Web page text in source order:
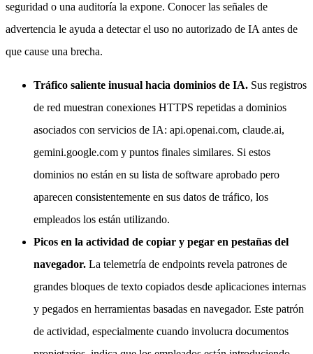
seguridad o una auditoría la expone. Conocer las señales de
advertencia le ayuda a detectar el uso no autorizado de IA antes de
que cause una brecha.
Tráfico saliente inusual hacia dominios de IA. Sus registros
de red muestran conexiones HTTPS repetidas a dominios
asociados con servicios de IA: api.openai.com, claude.ai,
gemini.google.com y puntos finales similares. Si estos
dominios no están en su lista de software aprobado pero
aparecen consistentemente en sus datos de tráfico, los
empleados los están utilizando.
Picos en la actividad de copiar y pegar en pestañas del
navegador. La telemetría de endpoints revela patrones de
grandes bloques de texto copiados desde aplicaciones internas
y pegados en herramientas basadas en navegador. Este patrón
de actividad, especialmente cuando involucra documentos